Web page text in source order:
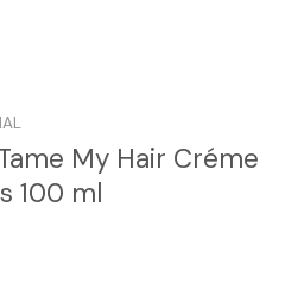
My Hair Créme
100 ml